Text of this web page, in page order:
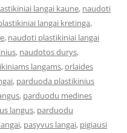
langai kaune, naudoti
langai kretinga,
, naudoti plastikiniai langai
, naudotos durys,
langams,orlaides
, parduoda plastikinius
, parduodu medines
langus, parduodu
, pasyvus langai, pigiausi